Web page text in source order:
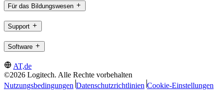
Für das Bildungswesen
Support
Software
AT,de
©2026 Logitech. Alle Rechte vorbehalten
Nutzungsbedingungen Datenschutzrichtlinien Cookie-Einstellungen